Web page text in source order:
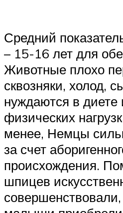
Средний
– 15-16 лет для
Животные плохо
сквозняки, холод,
нуждаются в
физических
менее, Немцы
за счет
происхождения.
шпицев
совершенствовали,